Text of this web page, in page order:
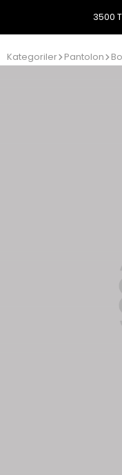
3500
Kategoriler Pantolon